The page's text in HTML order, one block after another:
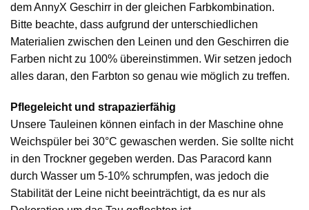
dem AnnyX Geschirr in der gleichen Farbkombination.
Bitte beachte, dass aufgrund der unterschiedlichen
Materialien zwischen den Leinen und den Geschirren die
Farben nicht zu 100% übereinstimmen. Wir setzen jedoch
alles daran, den Farbton so genau wie möglich zu treffen.
Pflegeleicht und strapazierfähig
Unsere Tauleinen können einfach in der Maschine ohne
Weichspüler bei 30°C gewaschen werden. Sie sollte nicht
in den Trockner gegeben werden. Das Paracord kann
durch Wasser um 5-10% schrumpfen, was jedoch die
Stabilität der Leine nicht beeinträchtigt, da es nur als